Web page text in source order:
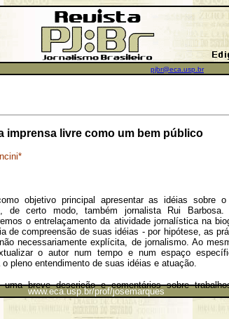
pjbr@eca.usp.br
imprensa livre como um bem público
*
objetivo principal apresentar as idéias sobre o
de certo modo, também jornalista Rui Barbosa.
o entrelaçamento da atividade jornalística na
de compreensão de suas idéias - por hipótese, as
necessariamente explícita, de jornalismo. Ao
o autor num tempo e num espaço
pleno entendimento de suas idéias e atuação.
uma breve descrição e comentários sobre
discutindo, de certo modo, o tipo de jornalismo que
exemplificado, principalmente, pelos "artigos-
algum periódico ou quando ingressa num
www.eca.usp.br/prof/josemarques